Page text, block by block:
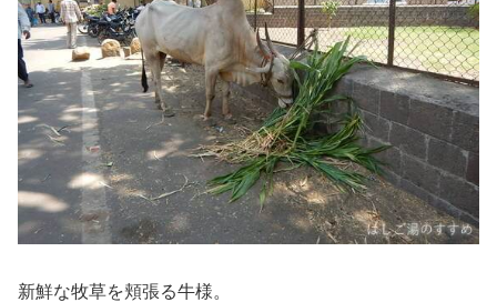
新鮮な牧草を頬張る牛様。